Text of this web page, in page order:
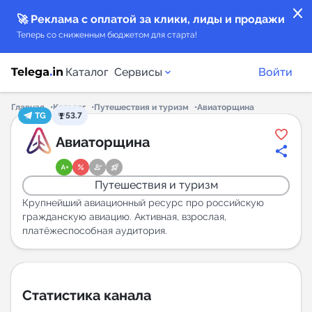
close
🚀 Реклама с оплатой за клики, лиды и продажи
Теперь со сниженным бюджетом для старта!
Каталог Сервисы
Каталог каналов
Каталог ботов
Горящие предложения
Индекс читаемости каналов в Telegram
Войти
Главная Каталог Путешествия и туризм
Авиаторщина
TG
53.7
Авиаторщина
Путешествия и туризм
Крупнейший авиационный ресурс про российскую
гражданскую авиацию. Активная, взрослая,
платёжеспособная аудитория.
Статистика канала